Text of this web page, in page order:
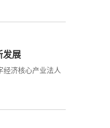
发展
经济核心产业法人